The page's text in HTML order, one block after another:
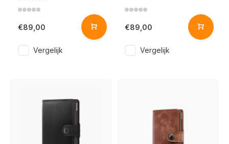
€89,00
Vergelijk
€89,00
Vergelijk